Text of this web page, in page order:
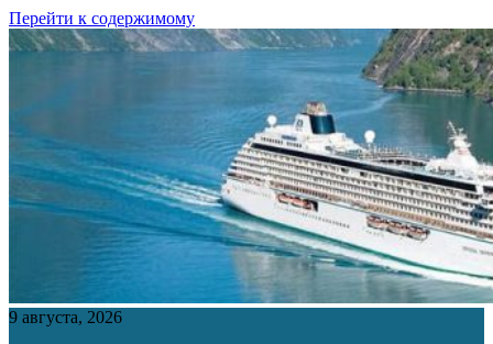
Перейти к содержимому
9 августа, 2026